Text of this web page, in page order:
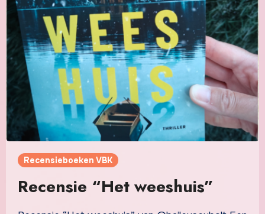
Recensieboeken VBK
Recensie “Het weeshuis”